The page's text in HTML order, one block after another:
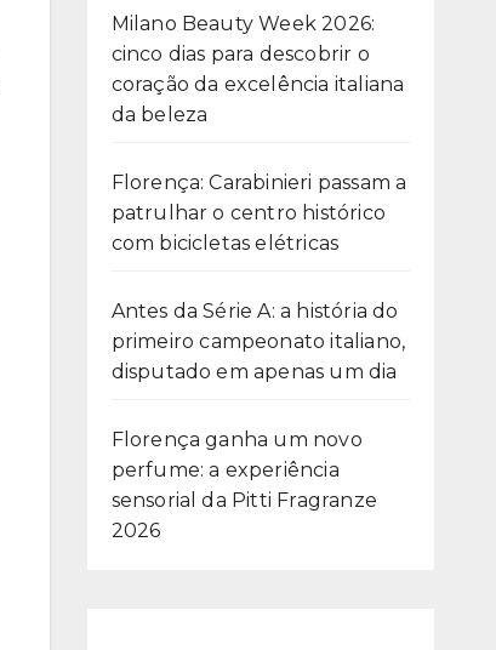
Milano Beauty Week 2026:
cinco dias para descobrir o
coração da excelência italiana
da beleza
Florença: Carabinieri passam a
patrulhar o centro histórico
com bicicletas elétricas
Antes da Série A: a história do
primeiro campeonato italiano,
disputado em apenas um dia
Florença ganha um novo
perfume: a experiência
sensorial da Pitti Fragranze
2026